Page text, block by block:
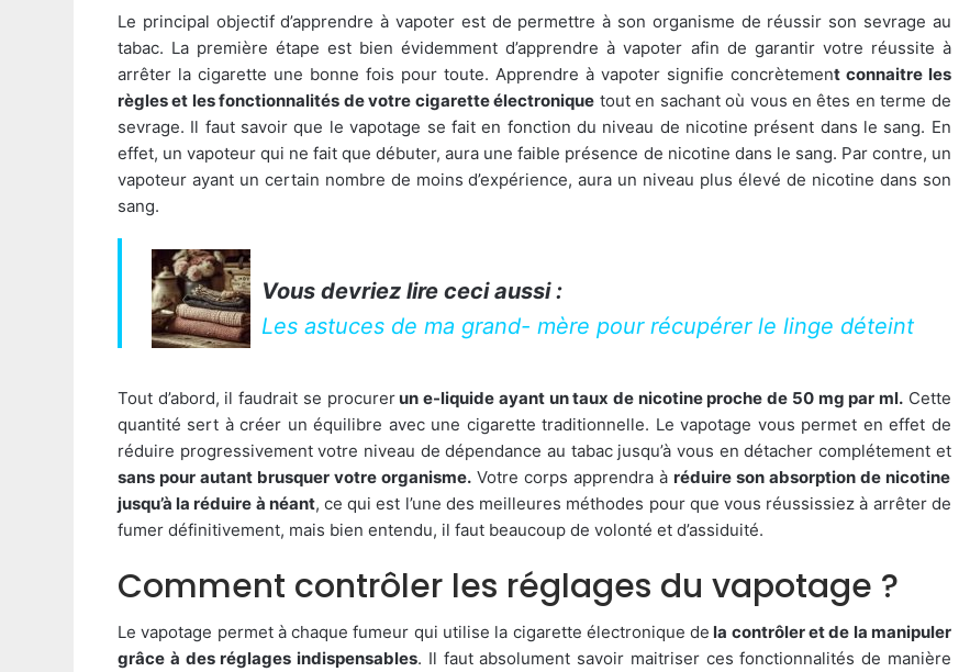
Le principal objectif d’apprendre à vapoter est de permettre à son organisme de réussir son sevrage au
tabac. La première étape est bien évidemment d’apprendre à vapoter afin de garantir votre réussite à
arrêter la cigarette une bonne fois pour toute. Apprendre à vapoter signifie concrètement connaitre les
règles et les fonctionnalités de votre cigarette électronique tout en sachant où vous en êtes en terme de
sevrage. Il faut savoir que le vapotage se fait en fonction du niveau de nicotine présent dans le sang. En
effet, un vapoteur qui ne fait que débuter, aura une faible présence de nicotine dans le sang. Par contre, un
vapoteur ayant un certain nombre de moins d’expérience, aura un niveau plus élevé de nicotine dans son
sang.
Vous devriez lire ceci aussi :
Les astuces de ma grand- mère pour récupérer le linge déteint
Tout d’abord, il faudrait se procurerun e-liquide ayant un taux de nicotine proche de 50 mg par ml. Cette
quantité sert à créer un équilibre avec une cigarette traditionnelle. Le vapotage vous permet en effet de
réduire progressivement votre niveau de dépendance au tabac jusqu’à vous en détacher complétement et
sans pour autant brusquer votre organisme.Votre corps apprendra à réduire son absorption de nicotine
jusqu’à la réduire à néant, ce qui est l’une des meilleures méthodes pour que vous réussissiez à arrêter de
fumer définitivement, mais bien entendu, il faut beaucoup de volonté et d’assiduité.
Comment contrôler les réglages du vapotage ?
Le vapotage permet à chaque fumeur qui utilise la cigarette électronique de la contrôler et de la manipuler
grâce à des réglages indispensables. Il faut absolument savoir maitriser ces fonctionnalités de manière